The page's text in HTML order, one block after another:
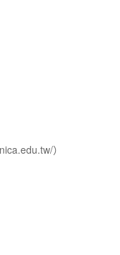
）